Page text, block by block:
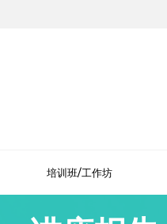
培训班/工作坊